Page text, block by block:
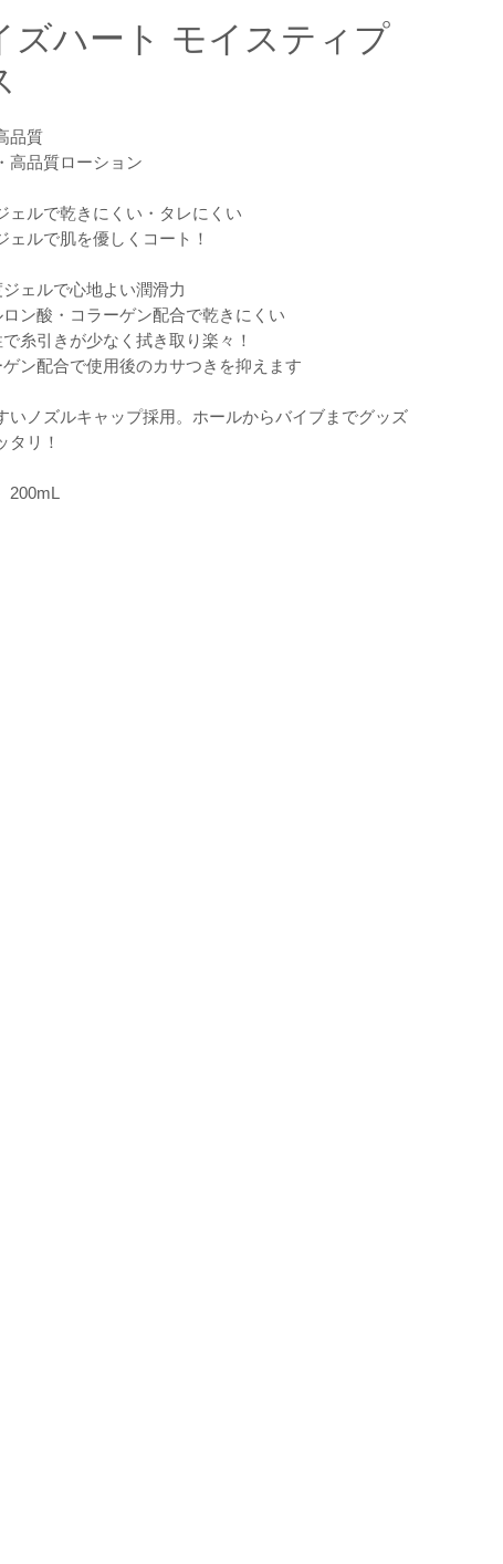
ズハート モイスティプ
品質
高品質ローション
ェルで乾きにくい・タレにくい
ェルで肌を優しくコート！
ェルで心地よい潤滑力
ン酸・コラーゲン配合で乾きにくい
糸引きが少なく拭き取り楽々！
ン配合で使用後のカサつきを抑えます
いノズルキャップ採用。ホールからバイブまでグッズ
タリ！